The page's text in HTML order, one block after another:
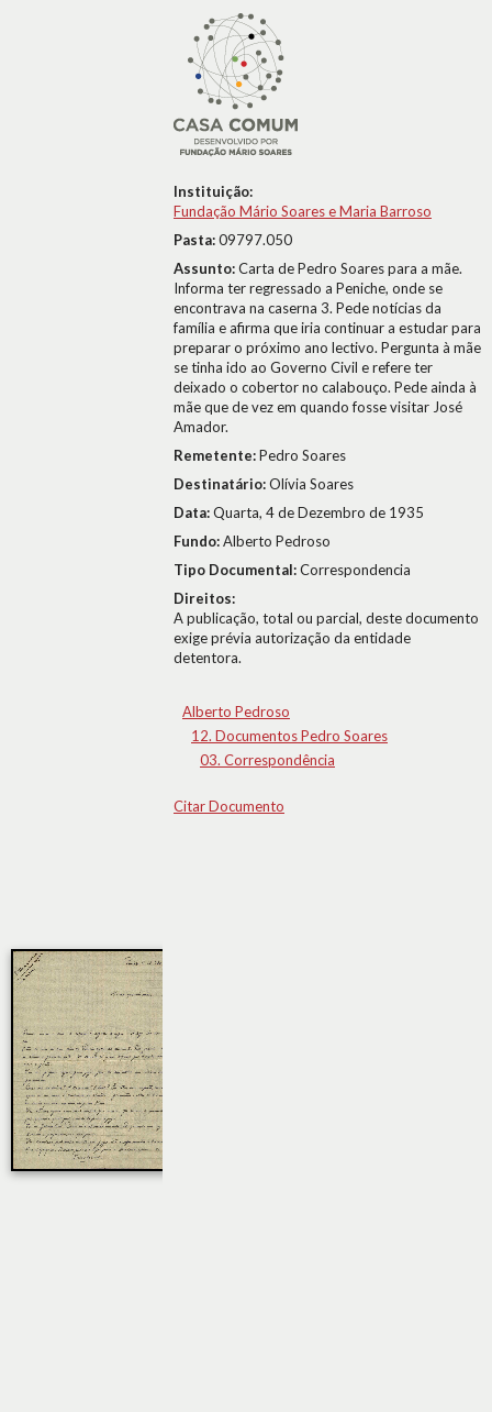
Instituição:
Fundação Mário Soares e Maria Barroso
Pasta:09797.050
Assunto:Carta de Pedro Soares para a mãe.
Informa ter regressado a Peniche, onde se
encontrava na caserna 3. Pede notícias da
família e afirma que iria continuar a estudar para
preparar o próximo ano lectivo. Pergunta à mãe
se tinha ido ao Governo Civil e refere ter
deixado o cobertor no calabouço. Pede ainda à
mãe que de vez em quando fosse visitar José
Amador.
Remetente:Pedro Soares
Destinatário:Olívia Soares
Data:Quarta, 4 de Dezembro de 1935
Fundo:Alberto Pedroso
Tipo Documental:Correspondencia
Direitos:
A publicação, total ou parcial, deste documento
exige prévia autorização da entidade
detentora.
Alberto Pedroso
12. Documentos Pedro Soares
03. Correspondência
Citar Documento